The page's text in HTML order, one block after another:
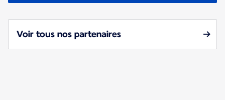
Voir tous nos partenaires